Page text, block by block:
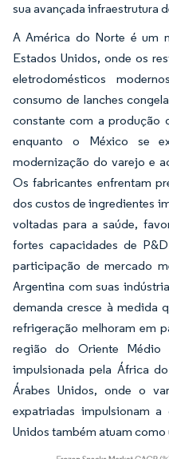
sua avançada infraestrutura
A América do Norte é um
Estados Unidos, onde os
eletrodomésticos
consumo de lanches
constante com a produção
enquanto o México se
modernização do varejo e
Os fabricantes enfrentam
dos custos de ingredientes
voltadas para a saúde,
fortes capacidades de
participação de mercado
Argentina com suas
demanda cresce à medida
refrigeração melhoram em
região do Oriente Médio
impulsionada pela África
Árabes Unidos, onde o
expatriadas impulsionam
Unidos também atuam